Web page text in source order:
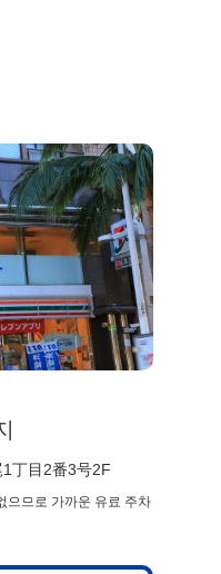
丁目2番3号2F
으므로 가까운 유료 주차